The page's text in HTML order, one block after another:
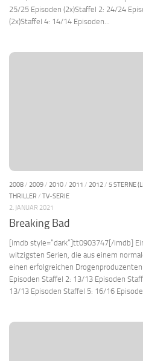
25/25 Episoden (2x)Staffel 2: 24/24
(2x)Staffel 4: 14/14 Episoden...
2008 / 2009 / 2010 / 2011 / 2012 / 5 STERNE
THRILLER / TV-SERIE
2. JANUAR 2021
Breaking Bad
[imdb style=“dark“]tt0903747[/imdb]
witzigsten Serien, die aus einem
einen erfolgreichen
Episoden Staffel 2: 13/13 Episoden
13/13 Episoden Staffel 5: 16/16